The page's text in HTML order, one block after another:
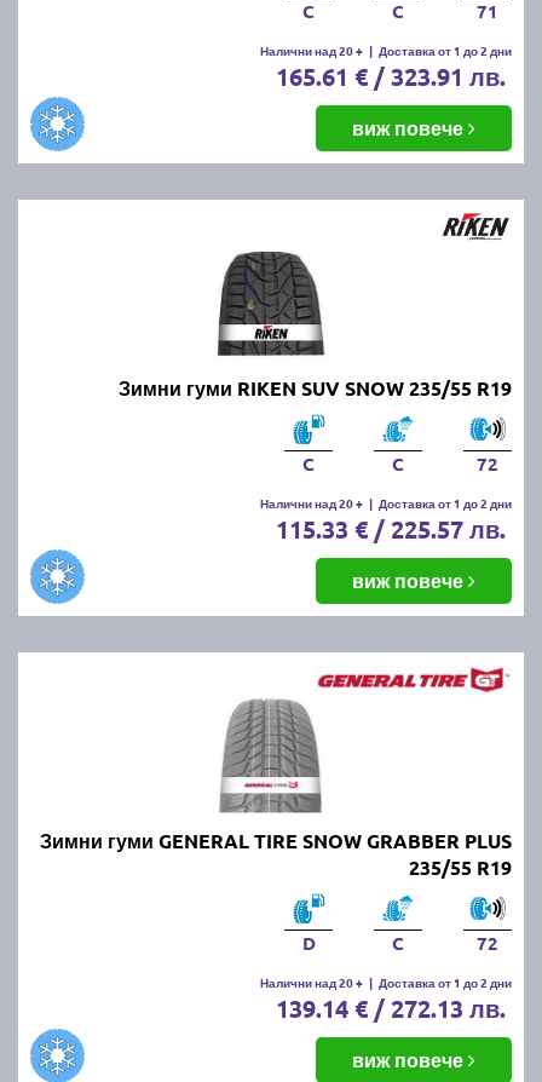
C C 71
Налични над 20 + | Доставка от 1 до 2 дни
165.61 € / 323.91 лв.
виж повече
Зимни гуми RIKEN SUV SNOW 235/55 R19
C C 72
Налични над 20 + | Доставка от 1 до 2 дни
115.33 € / 225.57 лв.
виж повече
Зимни гуми GENERAL TIRE SNOW GRABBER PLUS
235/55 R19
D C 72
Налични над 20 + | Доставка от 1 до 2 дни
139.14 € / 272.13 лв.
виж повече